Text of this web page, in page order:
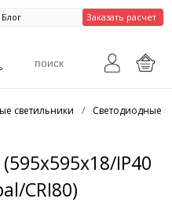
Блог Заказать расчет
светильники / Светодиодные
IP40
CRI80)